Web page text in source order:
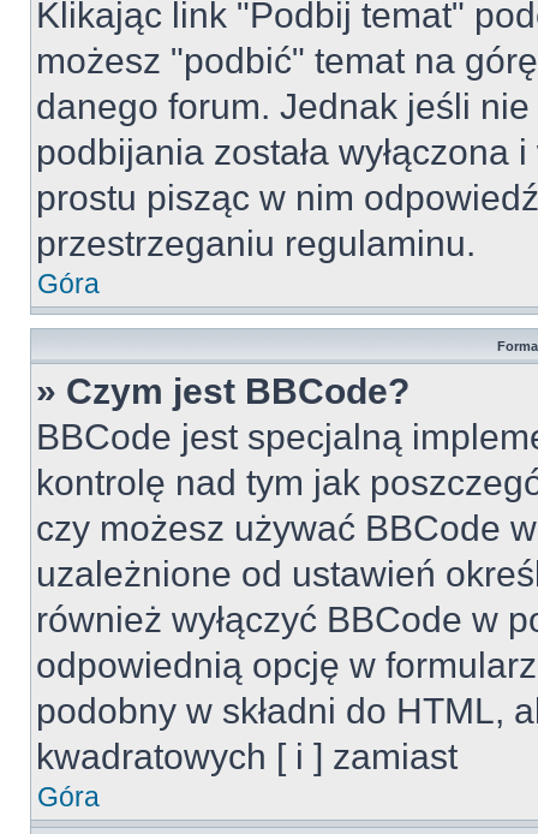
Klikając link "Podbij temat"
możesz "podbić" temat na
danego forum. Jednak jeśli
podbijania została
prostu pisząc w nim
przestrzeganiu regulaminu.
Góra
» Czym jest BBCode?
BBCode jest specjalną
kontrolę nad tym jak
czy możesz używać BBCode
uzależnione od ustawień
również wyłączyć BBCode w
odpowiednią opcję w
podobny w składni do HTML,
kwadratowych [ i ] zamiast
Góra